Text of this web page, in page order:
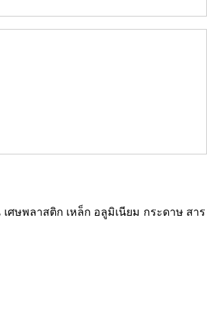
เศษพลาสติก เหล็ก อลูมิเนียม กระดาษ สาร